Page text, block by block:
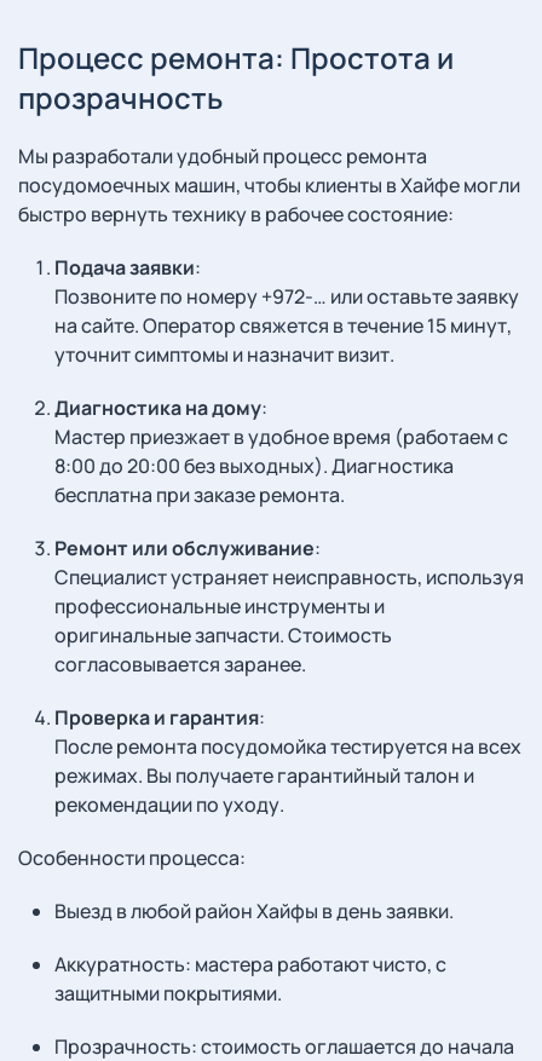
Процесс ремонта: Простота и
прозрачность
Мы разработали удобный процесс ремонта
посудомоечных машин, чтобы клиенты в Хайфе могли
быстро вернуть технику в рабочее состояние:
Подача заявки:
Позвоните по номеру +972-… или оставьте заявку
на сайте. Оператор свяжется в течение 15 минут,
уточнит симптомы и назначит визит.
Диагностика на дому:
Мастер приезжает в удобное время (работаем с
8:00 до 20:00 без выходных). Диагностика
бесплатна при заказе ремонта.
Ремонт или обслуживание:
Специалист устраняет неисправность, используя
профессиональные инструменты и
оригинальные запчасти. Стоимость
согласовывается заранее.
Проверка и гарантия:
После ремонта посудомойка тестируется на всех
режимах. Вы получаете гарантийный талон и
рекомендации по уходу.
Особенности процесса:
Выезд в любой район Хайфы в день заявки.
Аккуратность: мастера работают чисто, с
защитными покрытиями.
Прозрачность: стоимость оглашается до начала